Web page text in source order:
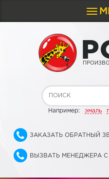
P
Например: эмаль
ЗАКАЗАТЬ ОБРАТНЫЙ
ВЫЗВАТЬ МЕНЕДЖЕРА